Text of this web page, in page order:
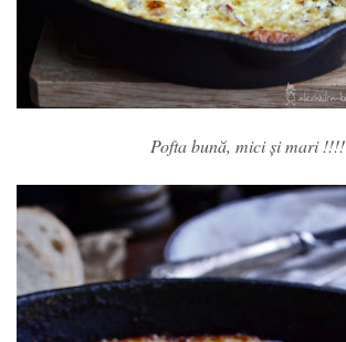
Pofta bună, mici și mari !!!!